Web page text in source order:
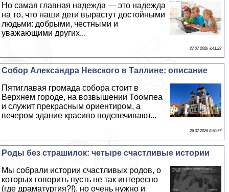
Но самая главная надежда — это надежда
на то, что наши дети вырастут достойными
людьми: добрыми, честными и
уважающими других...
27 07 2026 3:41:29
Собор Александра Невского в Таллине: описание
Пятиглавая громада собора стоит в
Верхнем городе, на возвышении Тоомпеа
и служит прекрасным ориентиром, а
вечером здание красиво подсвечивают...
26 07 2026 8:50:57
Роды без страшилок: четыре счастливые истории
Мы собрали истории счастливых родов, о
которых говорить пусть не так интересно
(где драматургия?!), но очень нужно и